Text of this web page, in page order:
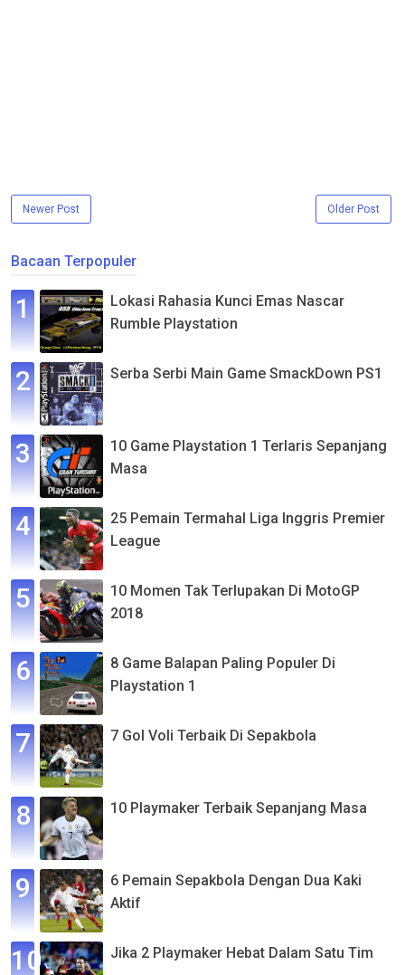
Newer Post Older Post
Bacaan Terpopuler
Lokasi Rahasia Kunci Emas Nascar
Rumble Playstation
Serba Serbi Main Game SmackDown PS1
10 Game Playstation 1 Terlaris Sepanjang
Masa
25 Pemain Termahal Liga Inggris Premier
League
10 Momen Tak Terlupakan Di MotoGP
2018
8 Game Balapan Paling Populer Di
Playstation 1
7 Gol Voli Terbaik Di Sepakbola
10 Playmaker Terbaik Sepanjang Masa
6 Pemain Sepakbola Dengan Dua Kaki
Aktif
Jika 2 Playmaker Hebat Dalam Satu Tim